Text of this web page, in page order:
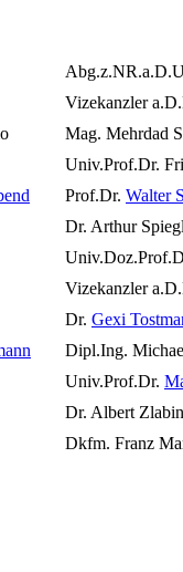
Vizekanzler
Mag. Mehrdad
Univ.Prof.Dr.
Prof.Dr. Walter
Dr. Arthur
Vizekanzler
Dr. Gexi
Dipl.Ing.
Univ.Prof.Dr.
Dr. Albert
Dkfm. Franz